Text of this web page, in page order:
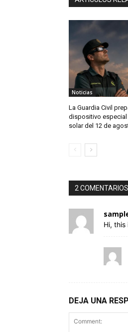
Noticias
La Guardia Civil
dispositivo especial
solar del 12 de
2 COMENTARIOS
Hi, this
DEJA UNA